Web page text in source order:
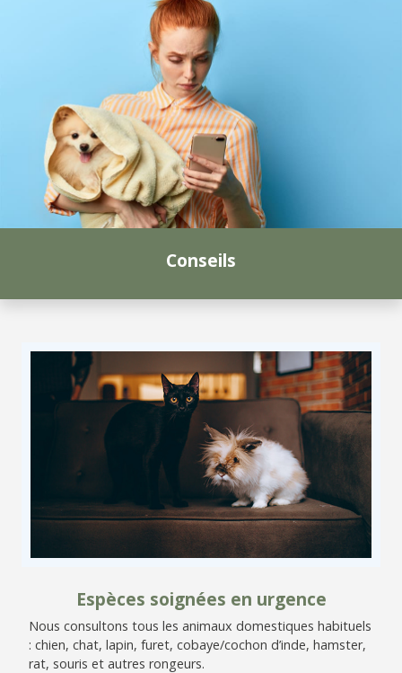
Conseils
Espèces soignées en urgence
Nous consultons tous les animaux domestiques habituels
: chien, chat, lapin, furet, cobaye/cochon d’inde, hamster,
rat, souris et autres rongeurs.